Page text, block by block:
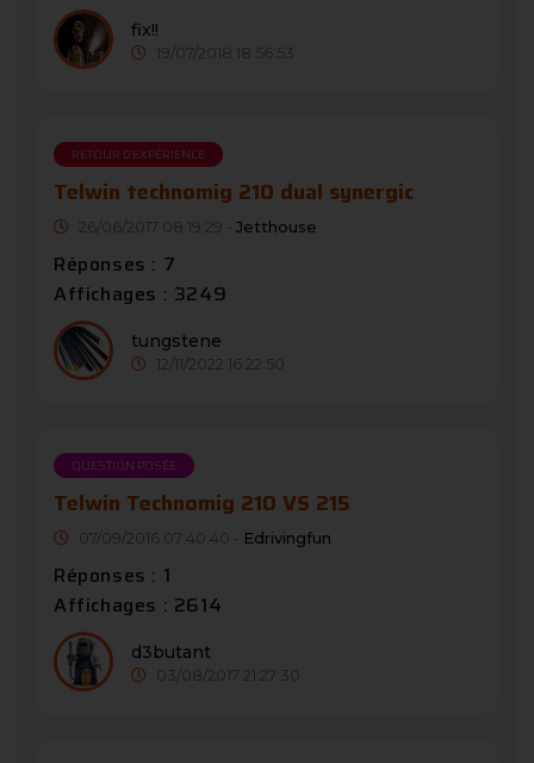
fix!!
19/07/2018 18:56:53
RETOUR D'EXPÉRIENCE
Telwin technomig 210 dual synergic
26/06/2017 08:19:29 - Jetthouse
Réponses : 7
Affichages : 3249
tungstene
12/11/2022 16:22:50
QUESTION POSÉE
Telwin Technomig 210 VS 215
07/09/2016 07:40:40 - Edrivingfun
Réponses : 1
Affichages : 2614
d3butant
03/08/2017 21:27:30